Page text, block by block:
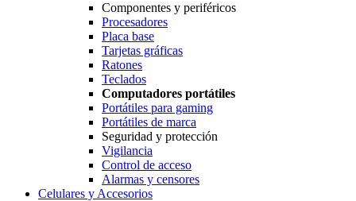
Componentes y periféricos
Procesadores
Placa base
Tarjetas gráficas
Ratones
Teclados
Computadores portátiles
Portátiles para gaming
Portátiles de marca
Seguridad y protección
Vigilancia
Control de acceso
Alarmas y censores
Celulares y Accesorios